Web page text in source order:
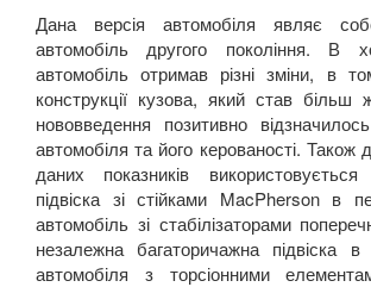
Дана версія автомобіля являє
автомобіль другого покоління. В
автомобіль отримав різні зміни, в
конструкції кузова, який став більш
нововведення позитивно
автомобіля та його керованості. Також
даних показників використовується
підвіска зі стійками MacPherson в
автомобіль зі стабілізаторами
незалежна багаторичажна підвіска в
автомобіля з торсіонними